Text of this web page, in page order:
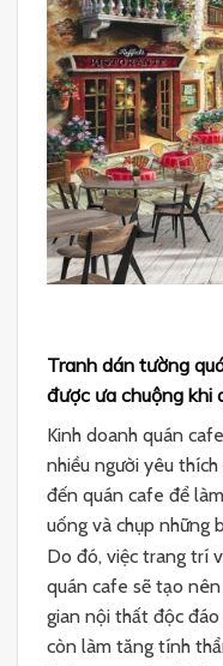
Tranh dán tường
được ưa chuộng khi
Kinh doanh quán
nhiều người yêu
đến quán cafe để
uống và chụp những
Do đó, việc trang trí
quán cafe sẽ tạo
gian nội thất độc đáo
còn làm tăng tính